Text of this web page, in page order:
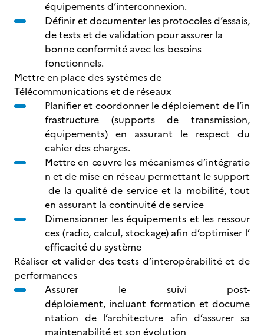
équipements d’interconnexion.
Définir et documenter les protocoles d’essais,
de tests et de validation pour assurer la
bonne conformité avec les besoins
fonctionnels.
Mettre en place des systèmes de
Télécommunications et de réseaux
Planifier et coordonner le déploiement de l’in
frastructure (supports de transmission,
équipements) en assurant le respect du
cahier des charges.
Mettre en œuvre les mécanismes d’intégratio
n et de mise en réseau permettant le support
de la qualité de service et la mobilité, tout
en assurant la continuité de service
Dimensionner les équipements et les ressour
ces (radio, calcul, stockage) afin d’optimiser l’
efficacité du système
Réaliser et valider des tests d’interopérabilité et de
performances
Assurer le suivi post-
déploiement, incluant formation et docume
ntation de l’architecture afin d’assurer sa
maintenabilité et son évolution